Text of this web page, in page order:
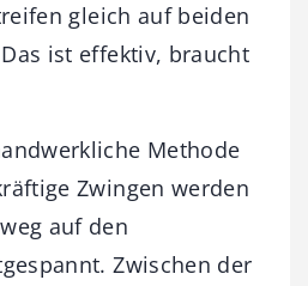
gleich auf beiden
ist effektiv, braucht
Methode
Zwingen werden
auf den
Zwischen der